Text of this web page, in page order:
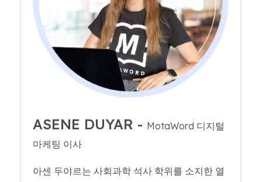
ASENE DUYAR - MotaWord 디지털
마케팅 이사
아센 두야르는 사회과학 석사 학위를 소지한 열